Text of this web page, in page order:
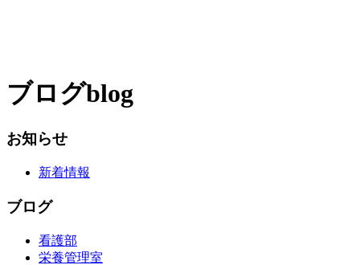
ブログblog
お知らせ
新着情報
ブログ
看護部
栄養管理室